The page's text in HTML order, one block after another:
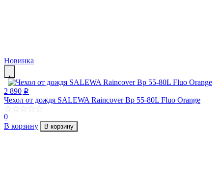
Новинка
2 890 p
Чехол от дождя SALEWA Raincover Bp 55-80L Fluo Orange
0
В корзину
В корзину